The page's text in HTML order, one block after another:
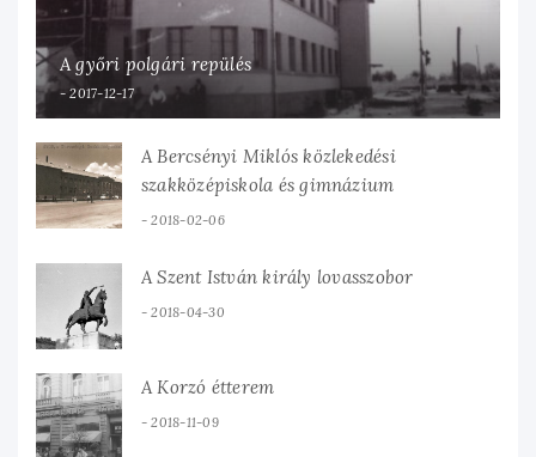
A győri polgári repülés
2017-12-17
A Bercsényi Miklós közlekedési
szakközépiskola és gimnázium
2018-02-06
A Szent István király lovasszobor
2018-04-30
A Korzó étterem
2018-11-09